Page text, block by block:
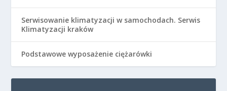
Serwisowanie klimatyzacji w samochodach. Serwis
Klimatyzacji kraków
Podstawowe wyposażenie ciężarówki